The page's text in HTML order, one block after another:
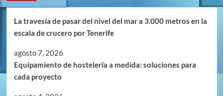
La travesía de pasar del nivel del mar a 3.000 metros en la
escala de crucero por Tenerife
agosto 7, 2026
Equipamiento de hostelería a medida: soluciones para
cada proyecto